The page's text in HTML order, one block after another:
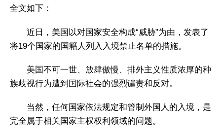
全文如下：
近日，美国以对国家安全构成“威胁”为由，发表了
将19个国家的国籍人列入入境禁止名单的措施。
美国不可一世、放肆傲慢、排外主义性质浓厚的种
族歧视行为遭到国际社会的强烈谴责和反对。
当然，任何国家依法规定和管制外国人的入境，是
完全属于相关国家主权权利领域的问题。